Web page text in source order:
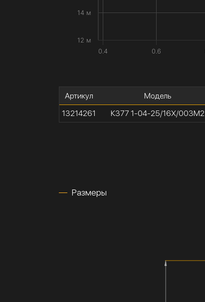
0.4 0.6
12 м
14 м
Артикул
13214261
Модель
К377 1-04-25/16Х/003М2
Размеры